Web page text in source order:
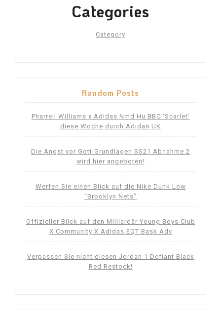
Categories
Category
Random Posts
Pharrell Williams x Adidas Nmd Hu BBC ‘Scarlet’
diese Woche durch Adidas UK
Die Angst vor Gott Grundlagen SS21 Abnahme 2
wird hier angeboten!
Werfen Sie einen Blick auf die Nike Dunk Low
“Brooklyn Nets”
Offizieller Blick auf den Milliardär Young Boys Club
X Community X Adidas EQT Bask Adv
Verpassen Sie nicht diesen Jordan 1 Defiant Black
Red Restock!